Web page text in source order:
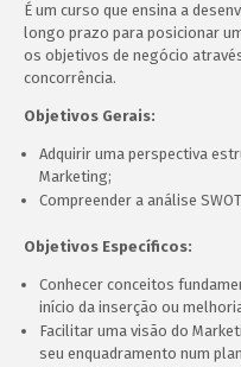
É um curso que ensina a
longo prazo para posicionar
os objetivos de negócio
concorrência.
Objetivos Gerais:
Adquirir uma perspectiva
Marketing;
Compreender a análise
Objetivos Específicos:
Conhecer conceitos
início da inserção ou
Facilitar uma visão do
seu enquadramento num